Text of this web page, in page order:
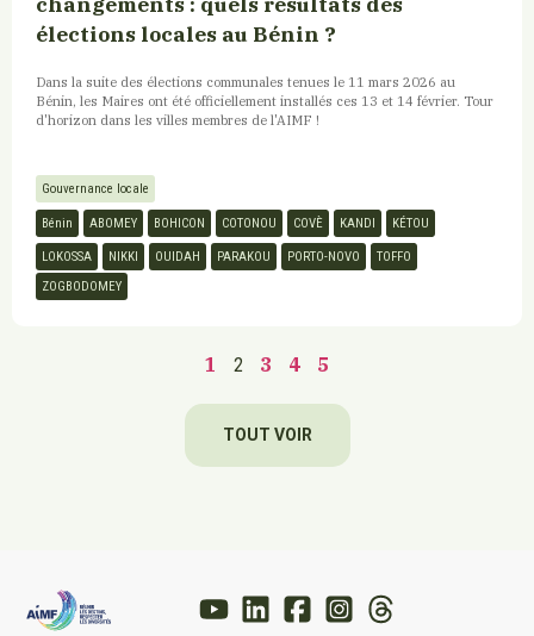
élections locales au Bénin ?
Dans la suite des élections communales tenues le 11 mars 2026 au
Bénin, les Maires ont été officiellement installés ces 13 et 14 février. Tour
d'horizon dans les villes membres de l'AIMF !
Gouvernance locale
Bénin ABOMEY BOHICON COTONOU COVÈ KANDI KÉTOU
LOKOSSA NIKKI OUIDAH PARAKOU PORTO-NOVO
TOFFO
ZOGBODOMEY
1 2 3 4 5
TOUT VOIR